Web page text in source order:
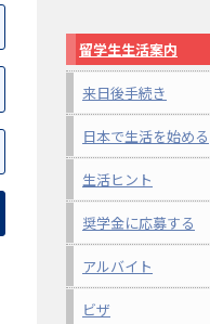
留学生生活案内
来日後手続き
日本で生活を始める
生活ヒント
奨学金に応募する
アルバイト
ビザ